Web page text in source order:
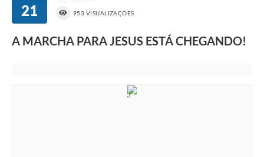
21 953 VISUALIZAÇÕES
A MARCHA PARA JESUS ESTÁ CHEGANDO!